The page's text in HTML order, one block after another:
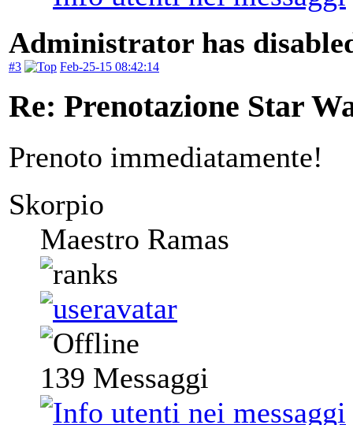
Administrator has
#3 Feb-25-15 08:42:14
Re: Prenotazione Star
Prenoto immediatamente!
Skorpio
Maestro Ramas
139 Messaggi